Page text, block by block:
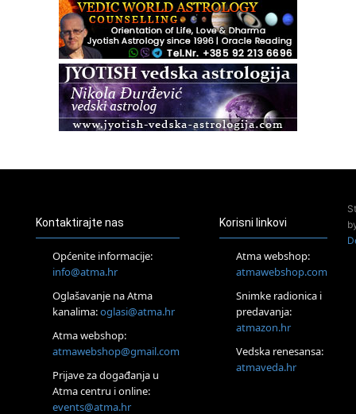
Zagreb
Osnovna radionica za izscjeljivanje pranom (Basic Pranic
Healing course)
Access BARS®, otpusti stres
Access Energetski Facelift®
Tečaj Višeg Vodstva, razvijanja intuicije i Akaša zapisa
25.08.
Upisi u program Profesionalni hipnoterapeut — nova
generacija kreće 25.08. 2026.
Online
Škola BaZi – put prema dubljem razumijevanju sebe
Visoko
Alemka Dauskardt – Jednodnevna radionica sistemskih
konstelacija
Kontaktirajte nas
Općenite informacije:
info@atma.hr
Oglašavanje na Atma
kanalima:oglasi@atma.hr
Atma webshop:
atmawebshop@gmail.com
Prijave za događanja u
Atma centru i online:
events@atma.hr
Korisni linkovi
Atma webshop:
atmawebshop.com
Snimke radionica i
predavanja:
atmazon.hr
Vedska renesansa:
atmaveda.hr